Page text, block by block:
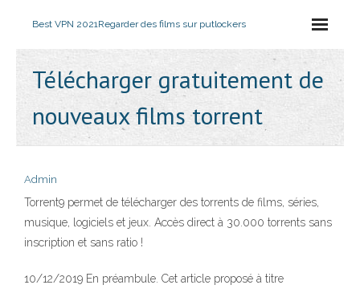
Best VPN 2021Regarder des films sur putlockers
Télécharger gratuitement de
nouveaux films torrent
Admin
Torrent9 permet de télécharger des torrents de films, séries,
musique, logiciels et jeux. Accès direct à 30.000 torrents sans
inscription et sans ratio !
10/12/2019 En préambule. Cet article proposé à titre